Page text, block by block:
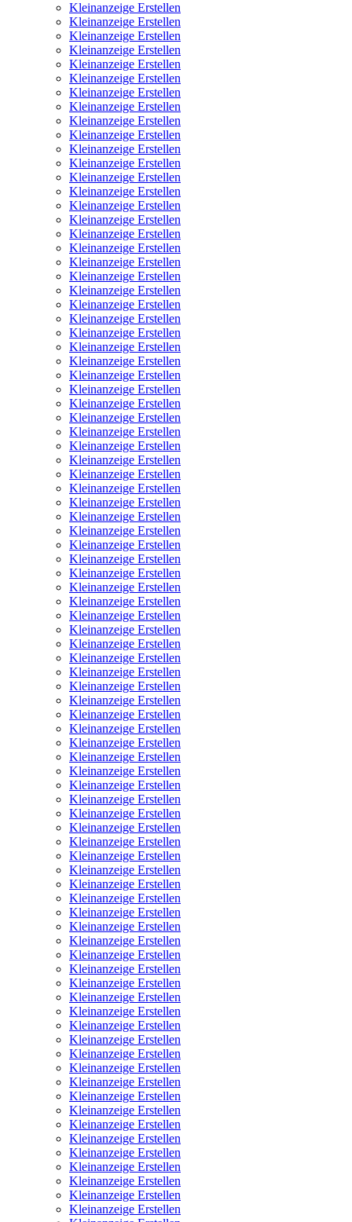
Kleinanzeige Erstellen
Kleinanzeige Erstellen
Kleinanzeige Erstellen
Kleinanzeige Erstellen
Kleinanzeige Erstellen
Kleinanzeige Erstellen
Kleinanzeige Erstellen
Kleinanzeige Erstellen
Kleinanzeige Erstellen
Kleinanzeige Erstellen
Kleinanzeige Erstellen
Kleinanzeige Erstellen
Kleinanzeige Erstellen
Kleinanzeige Erstellen
Kleinanzeige Erstellen
Kleinanzeige Erstellen
Kleinanzeige Erstellen
Kleinanzeige Erstellen
Kleinanzeige Erstellen
Kleinanzeige Erstellen
Kleinanzeige Erstellen
Kleinanzeige Erstellen
Kleinanzeige Erstellen
Kleinanzeige Erstellen
Kleinanzeige Erstellen
Kleinanzeige Erstellen
Kleinanzeige Erstellen
Kleinanzeige Erstellen
Kleinanzeige Erstellen
Kleinanzeige Erstellen
Kleinanzeige Erstellen
Kleinanzeige Erstellen
Kleinanzeige Erstellen
Kleinanzeige Erstellen
Kleinanzeige Erstellen
Kleinanzeige Erstellen
Kleinanzeige Erstellen
Kleinanzeige Erstellen
Kleinanzeige Erstellen
Kleinanzeige Erstellen
Kleinanzeige Erstellen
Kleinanzeige Erstellen
Kleinanzeige Erstellen
Kleinanzeige Erstellen
Kleinanzeige Erstellen
Kleinanzeige Erstellen
Kleinanzeige Erstellen
Kleinanzeige Erstellen
Kleinanzeige Erstellen
Kleinanzeige Erstellen
Kleinanzeige Erstellen
Kleinanzeige Erstellen
Kleinanzeige Erstellen
Kleinanzeige Erstellen
Kleinanzeige Erstellen
Kleinanzeige Erstellen
Kleinanzeige Erstellen
Kleinanzeige Erstellen
Kleinanzeige Erstellen
Kleinanzeige Erstellen
Kleinanzeige Erstellen
Kleinanzeige Erstellen
Kleinanzeige Erstellen
Kleinanzeige Erstellen
Kleinanzeige Erstellen
Kleinanzeige Erstellen
Kleinanzeige Erstellen
Kleinanzeige Erstellen
Kleinanzeige Erstellen
Kleinanzeige Erstellen
Kleinanzeige Erstellen
Kleinanzeige Erstellen
Kleinanzeige Erstellen
Kleinanzeige Erstellen
Kleinanzeige Erstellen
Kleinanzeige Erstellen
Kleinanzeige Erstellen
Kleinanzeige Erstellen
Kleinanzeige Erstellen
Kleinanzeige Erstellen
Kleinanzeige Erstellen
Kleinanzeige Erstellen
Kleinanzeige Erstellen
Kleinanzeige Erstellen
Kleinanzeige Erstellen
Kleinanzeige Erstellen